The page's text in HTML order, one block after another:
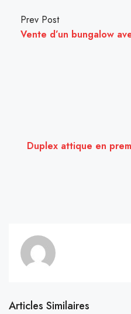
Prev Post
Vente d’un bungalow
Duplex attique en
Articles Similaires